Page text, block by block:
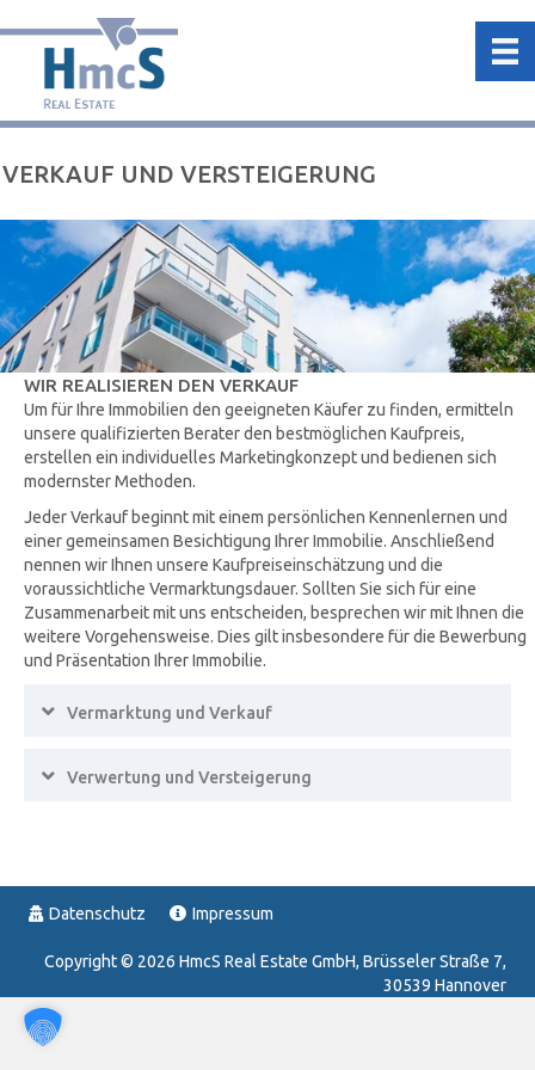
VERKAUF UND VERSTEIGERUNG
WIR REALISIEREN DEN VERKAUF
Um für Ihre Immobilien den geeigneten Käufer zu finden, ermitteln
unsere qualifizierten Berater den bestmöglichen Kaufpreis,
erstellen ein individuelles Marketingkonzept und bedienen sich
modernster Methoden.
Jeder Verkauf beginnt mit einem persönlichen Kennenlernen und
einer gemeinsamen Besichtigung Ihrer Immobilie. Anschließend
nennen wir Ihnen unsere Kaufpreiseinschätzung und die
voraussichtliche Vermarktungsdauer. Sollten Sie sich für eine
Zusammenarbeit mit uns entscheiden, besprechen wir mit Ihnen die
weitere Vorgehensweise. Dies gilt insbesondere für die Bewerbung
und Präsentation Ihrer Immobilie.
Expand
Vermarktung und Verkauf
Expand
Verwertung und Versteigerung
Datenschutz Impressum
Copyright © 2026 HmcS Real Estate GmbH, Brüsseler Straße 7,
30539 Hannover